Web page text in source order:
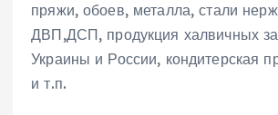
пряжи, обоев, металла, стали
ДВП,ДСП, продукция халвичных
Украины и России, кондитерская
и т.п.